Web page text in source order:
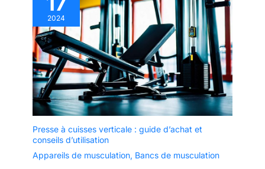
2024
Presse à cuisses verticale : guide d’achat et
conseils d’utilisation
Appareils de musculation, Bancs de musculation